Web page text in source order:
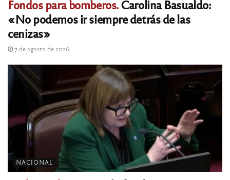
Fondos para bomberos.Carolina Basualdo:
«No podemos ir siempre detrás de las
cenizas»
7 de agosto de 2026
NACIONAL